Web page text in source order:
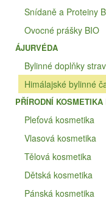
Snídaně a Proteiny
Ovocné prášky BIO
ÁJURVÉDA
Bylinné doplňky
Himálajské bylinné
PŘÍRODNÍ KOSMETIKA
Pleťová kosmetika
Vlasová kosmetika
Tělová kosmetika
Dětská kosmetika
Pánská kosmetika